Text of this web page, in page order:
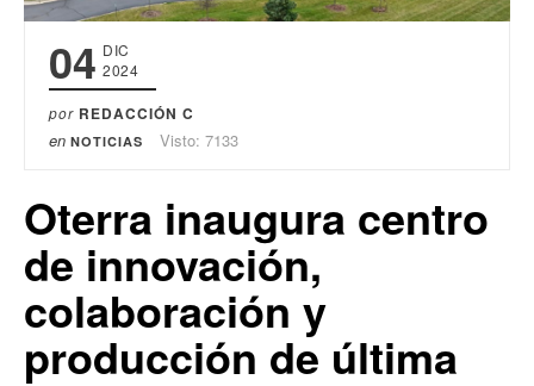
04 DIC
2024
por REDACCIÓN C
en NOTICIAS Visto: 7133
Oterra inaugura centro
de innovación,
colaboración y
producción de última